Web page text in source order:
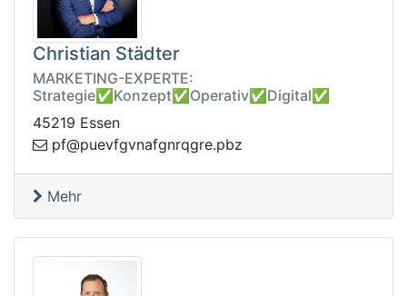
Christian Städter
MARKETING-EXPERTE:
Strategie✅Konzept✅Operativ✅Digital✅
45219 Essen
zbp.e
rgqrngfanvgfveup@fp
Mehr